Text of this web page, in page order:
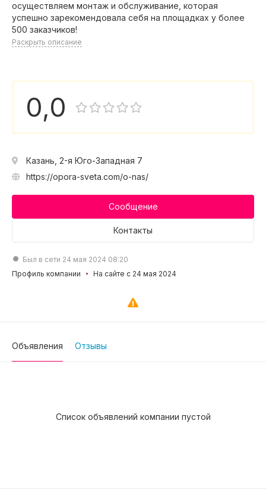
осуществляем монтаж и обслуживание, которая
успешно зарекомендовала себя на площадках у более
500 заказчиков!
Раскрыть описание
0,0
Казань, 2-я Юго-Западная 7
https://opora-sveta.com/o-nas/
Сообщение
Контакты
Был в сети 24 мая 2024 08:20
Профиль компании
На сайте с 24 мая 2024
Объявления Отзывы
Список объявлений компании пустой